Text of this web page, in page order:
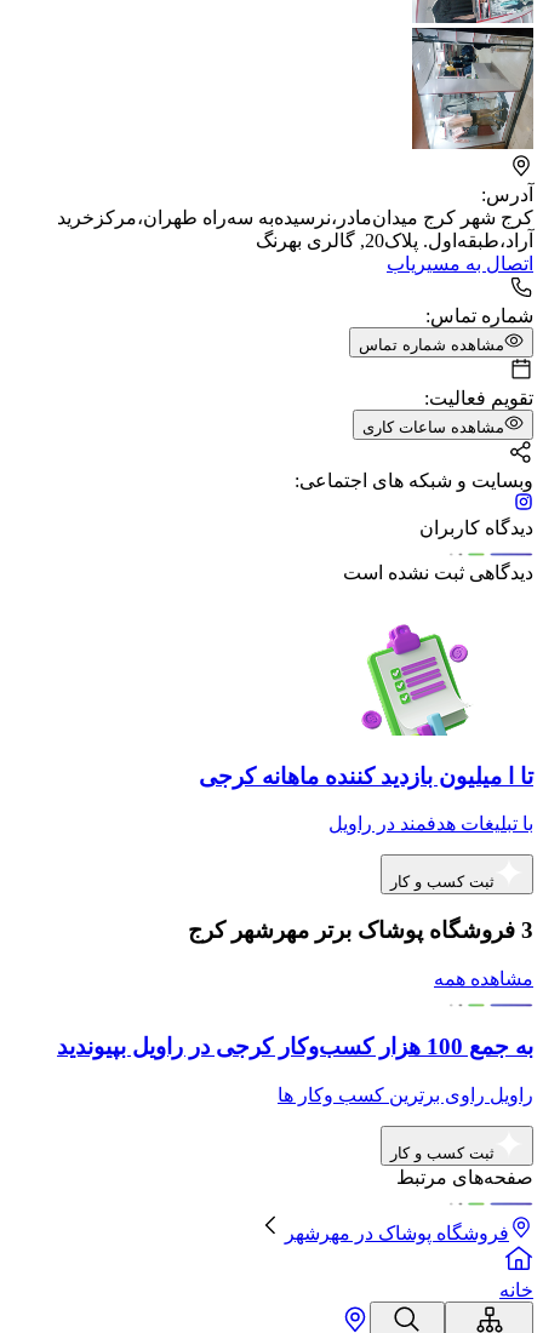
آدرس:
کرج شهر کرج میدان‌مادر،نرسیده‌به سه‌راه‌ طهران،مرکز‌خرید
آراد،طبقه‌اول. پلاک20, گالری بهرنگ
اتصال به مسیریاب
شماره تماس:
مشاهده شماره تماس
تقویم فعالیت:
مشاهده ساعات کاری
وبسایت و شبکه های اجتماعی:
دیدگاه کاربران
دیدگاهی ثبت نشده است
تا ا میلیون بازدید کننده ماهانه کرجی
با تبلیغات هدفمند در راویل
ثبت کسب و کار
3 فروشگاه پوشاک برتر مهرشهر کرج
مشاهده همه
به جمع 100 هزار کسب‌وکار کرجی در راویل بپیوندید
راویل راوی برترین کسب وکار ها
ثبت کسب و کار
صفحه‌های مرتبط
فروشگاه پوشاک در مهرشهر
خانه